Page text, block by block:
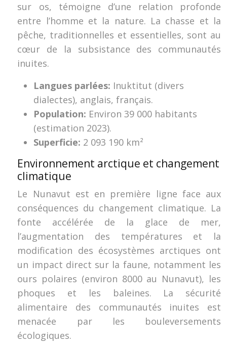
sur os, témoigne d’une relation profonde
entre l’homme et la nature. La chasse et la
pêche, traditionnelles et essentielles, sont au
cœur de la subsistance des communautés
inuites.
Langues parlées: Inuktitut (divers
dialectes), anglais, français.
Population: Environ 39 000 habitants
(estimation 2023).
Superficie: 2 093 190 km²
Environnement arctique et changement
climatique
Le Nunavut est en première ligne face aux
conséquences du changement climatique. La
fonte accélérée de la glace de mer,
l’augmentation des températures et la
modification des écosystèmes arctiques ont
un impact direct sur la faune, notamment les
ours polaires (environ 8000 au Nunavut), les
phoques et les baleines. La sécurité
alimentaire des communautés inuites est
menacée par les bouleversements
écologiques.